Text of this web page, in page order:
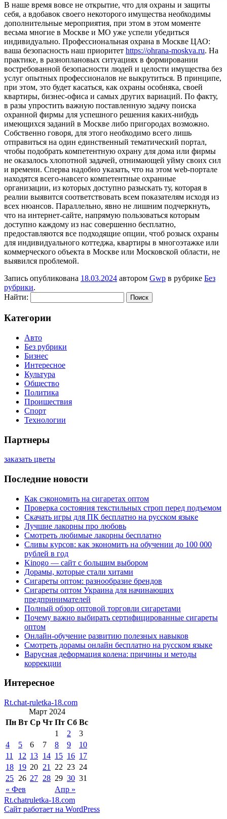
В нaшe врeмя вовсе не открытие, что для охраны и защиты
себя, а вдобавок своего некоторого имущества необходимы
дополнительные мероприятия, при этом в этом моменте
весьма многие в Москве и МО уже успели убедиться
индивидуально. Профессиональная охрана в Москве ЦАО:
ваша безопасность наш приоритет https://ohrana-moskva.ru. На
практике, в разноплановых ситуациях в формировании
востребованной безопасности людей и целости имущества без
услуг опытных профессионалов не выкрутиться. В принципе,
при этом, это будет касаться, как охраны особняка, своей
квартиры, бизнес-офиса и самых других вариаций. По факту,
в разы упростить важную поставленную задачу поиска
охранной фирмы для успешного решения каких-нибудь
имеющихся заданий в Москве либо пригородах возможно.
Собственно говоря, для этого необходимо всего лишь
отправиться на один единственный тематический портал,
чтобы подобрать компетентную охрану для дома или фирмы
не оказалось хлопотной задачей, отнимающей уйму своих сил
и времени. Сперва надобно указать, что на этом web-портале
находятся всего-навсего компетентные охранные
организации, из которых доступно разыскать ту, которая в
реалии выявится соответствовать всем показателям исходя из
всех нюансов. Параллельно, явно не лишним подчеркнуть,
что на интернет-сайте, напрямую пользоваться которым
доступно каждому из нас совершенно бесплатно,
предоставляются все подходящие опции, чтоб розыск охраны
для индивидуального коттеджа, квартиры в многоэтажке или
коммерческого объекта в Москве или Московской области, не
выявился проблемой.
Запись опубликована 18.03.2024 автором Gwp в рубрике Без
рубрики.
Найти:
Категории
Авто
Без рубрики
Бизнес
Интересное
Культура
Общество
Политика
Проишествия
Спорт
Технологии
Партнеры
заказать цветы
Последние новости
Как сэкономить на сигаретах оптом
Проверка состояния текстильных строп перед подъемом
Скачать игры для ПК бесплатно на русском языке
Лучшие лакорны про любовь
Смотреть любимые лакорны бесплатно
Сливы курсов: как экономить на обучении до 100 000
рублей в год
Kinogo — сайт с большим выбором
Дорамы, которые стали хитами
Сигареты оптом: разнообразие брендов
Сигареты оптом Украина для начинающих
предпринимателей
Полный обзор оптовой торговли сигаретами
Почему важно выбирать сертифицированные сигареты
оптом
Онлайн-обучение развитию полезных навыков
Смотреть дорамы онлайн бесплатно на русском языке
Варусная деформация колена: причины и методы
коррекции
Интересное
Rt.chat-ruletka-18.com
Март 2024
Пн Вт Ср Чт Пт Сб Вс
« Фев Апр »
1 2
3
4
5 6 7 8 9
10
11
12 13 14 15 16 17
18 19 20 21 22 23 24
25 26 27 28 29 30 31
Rt.chatruletka-18.com
Сайт работает на WordPress